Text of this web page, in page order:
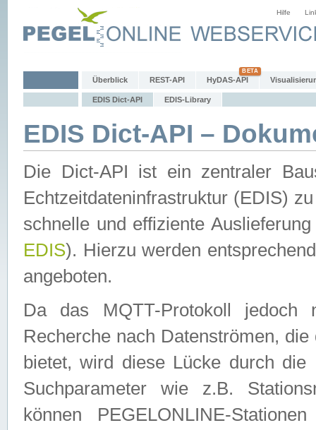
Hilfe
Überblick REST-API HyDAS-API
EDIS Dict-API EDIS-Library
EDIS Dict-API –
Die Dict-API ist ein zentraler
Echtzeitdateninfrastruktur (EDIS)
schnelle und effiziente
EDIS). Hierzu werden
angeboten.
Da das MQTT-Protokoll jedoch
Recherche nach Datenströmen,
bietet, wird diese Lücke durch die
Suchparameter wie z.B.
können PEGELONLINE-